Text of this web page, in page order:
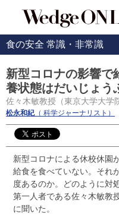
食の安全 常識・非常識
新型コロナの影響で
養状態はだいじょう
佐々木敏教授（東京大学大学
松永和紀（ 科学ジャーナリスト）
新型コロナによる休校休園
給食を食べていない。それ
度あるのか。どのように対
第一人者である佐々木敏教
に聞いた。